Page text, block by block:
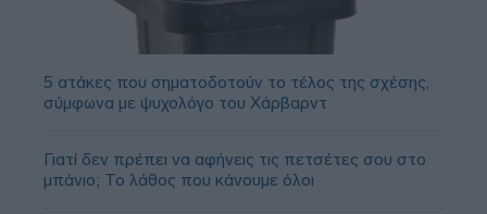
5 ατάκες που σηματοδοτούν το τέλος της σχέσης,
σύμφωνα με ψυχολόγο του Χάρβαρντ
Γιατί δεν πρέπει να αφήνεις τις πετσέτες σου στο
μπάνιο; Το λάθος που κάνουμε όλοι